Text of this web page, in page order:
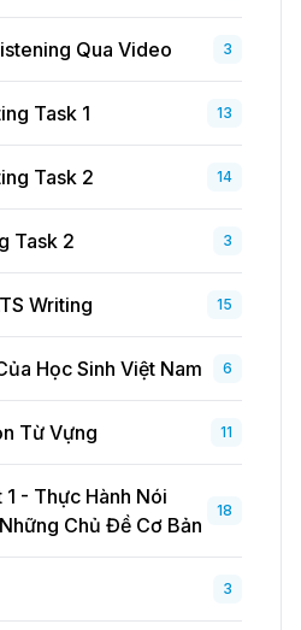
Qua Video 3
Task 1 13
Task 2 14
Task 2 3
Writing 15
Học Sinh Việt Nam 6
Từ Vựng 11
1 - Thực Hành Nói
Chủ Đề Cơ Bản
18
3